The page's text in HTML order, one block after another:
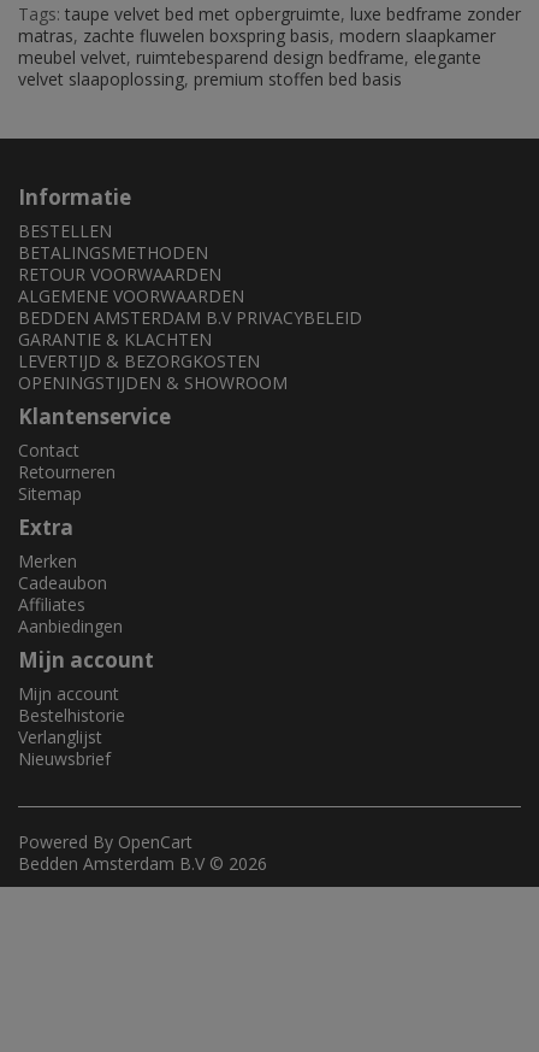
Tags: taupe velvet bed met opbergruimte, luxe bedframe zonder
matras, zachte fluwelen boxspring basis, modern slaapkamer
meubel velvet, ruimtebesparend design bedframe, elegante
velvet slaapoplossing, premium stoffen bed basis
Informatie
BESTELLEN
BETALINGSMETHODEN
RETOUR VOORWAARDEN
ALGEMENE VOORWAARDEN
BEDDEN AMSTERDAM B.V PRIVACYBELEID
GARANTIE & KLACHTEN
LEVERTIJD & BEZORGKOSTEN
OPENINGSTIJDEN & SHOWROOM
Klantenservice
Contact
Retourneren
Sitemap
Extra
Merken
Cadeaubon
Affiliates
Aanbiedingen
Mijn account
Mijn account
Bestelhistorie
Verlanglijst
Nieuwsbrief
Powered By OpenCart
Bedden Amsterdam B.V © 2026